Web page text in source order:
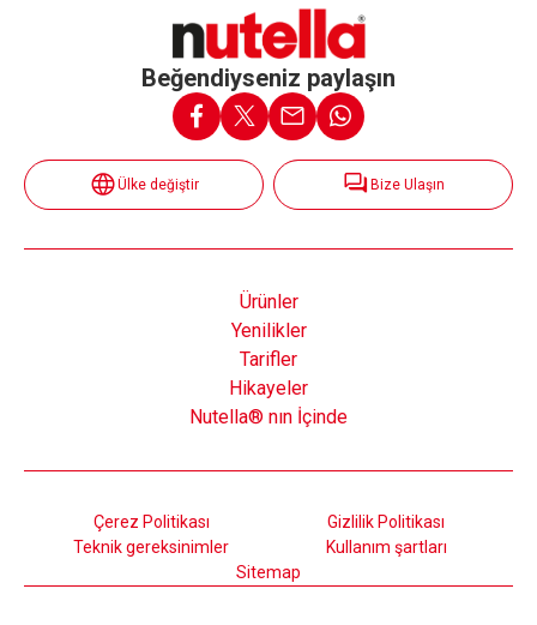
Beğendiyseniz paylaşın
Ülke değiştir Bize Ulaşın
Ürünler
Yenilikler
Tarifler
Hikayeler
Nutella® nın İçinde
Çerez Politikası
Gizlilik Politikası
Teknik gereksinimler
Kullanım şartları
Sitemap